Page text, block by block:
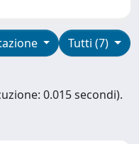
Tutti (7)
0.015 secondi).